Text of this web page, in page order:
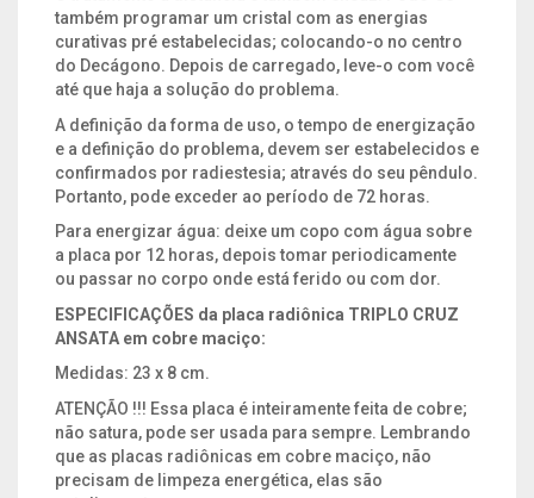
também programar um cristal com as energias
curativas pré estabelecidas; colocando-o no centro
do Decágono. Depois de carregado, leve-o com você
até que haja a solução do problema.
A definição da forma de uso, o tempo de energização
e a definição do problema, devem ser estabelecidos e
confirmados por radiestesia; através do seu pêndulo.
Portanto, pode exceder ao período de 72 horas.
Para energizar água: deixe um copo com água sobre
a placa por 12 horas, depois tomar periodicamente
ou passar no corpo onde está ferido ou com dor.
ESPECIFICAÇÕES da placa radiônica TRIPLO CRUZ
ANSATA em cobre maciço:
Medidas: 23 x 8 cm.
ATENÇÃO !!! Essa placa é inteiramente feita de cobre;
não satura, pode ser usada para sempre. Lembrando
que as placas radiônicas em cobre maciço, não
precisam de limpeza energética, elas são